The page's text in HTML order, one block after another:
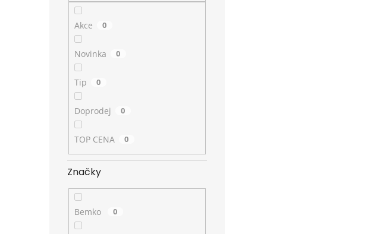
Akce 0
Novinka 0
Tip 0
Doprodej 0
TOP CENA 0
Značky
Bemko 0